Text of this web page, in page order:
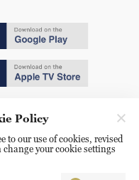
Policy
to our use of cookies, revised
your cookie settings